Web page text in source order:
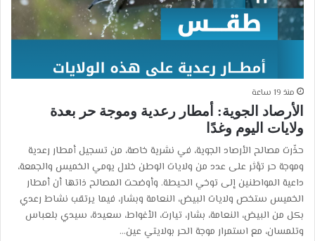
منذ 19 ساعة
الأرصاد الجوية: أمطار رعدية وموجة حر بعدة
ولايات اليوم وغدًا
حذّرت مصالح الأرصاد الجوية، في نشرية خاصة، من تسجيل أمطار رعدية
وموجة حر تؤثر على عدد من ولايات الوطن خلال يومي الخميس والجمعة،
داعية المواطنين إلى توخي الحيطة. وأوضحت المصالح ذاتها أن أمطار
الخميس ستخص ولايات البيض، النعامة وبشار، فيما يرتقب نشاط رعدي
بكل من البيض، النعامة، بشار، تيارت، الأغواط، سعيدة، سيدي بلعباس
وتلمسان، مع استمرار موجة الحر بولايتي عين…